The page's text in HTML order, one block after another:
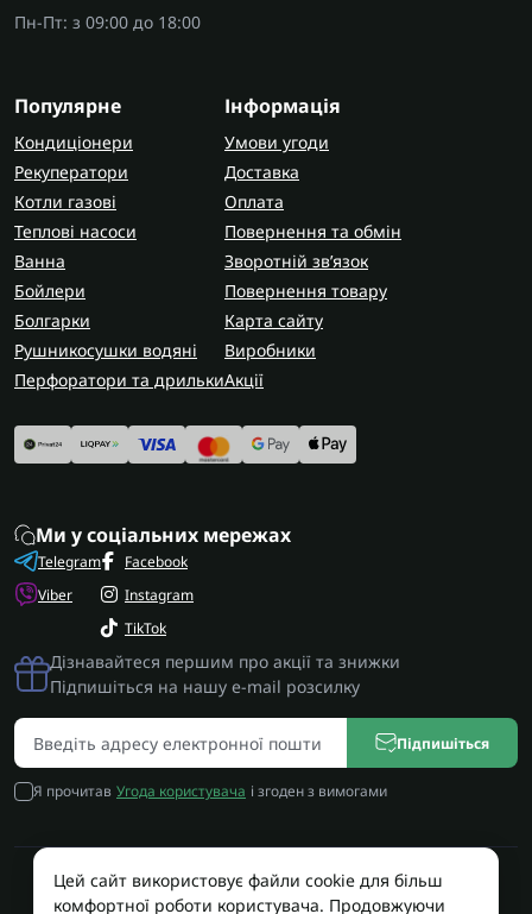
Пн-Пт: з 09:00 до 18:00
Популярне
Кондиціонери
Рекуператори
Котли газові
Теплові насоси
Ванна
Бойлери
Болгарки
Рушникосушки водяні
Перфоратори та дрильки
Інформація
Умови угоди
Доставка
Оплата
Повернення та обмін
Зворотній зв’язок
Повернення товару
Карта сайту
Виробники
Акції
Ми у соціальних мережах
Telegram
Viber
Facebook
Instagram
TikTok
Дізнавайтеся першим про акції та знижки
Підпишіться на нашу e-mail розсилку
Підпишіться
Я прочитав Угода користувача і згоден з вимогами
Працює на OpenCart
Цей сайт використовує файли cookie для більш
комфортної роботи користувача. Продовжуючи